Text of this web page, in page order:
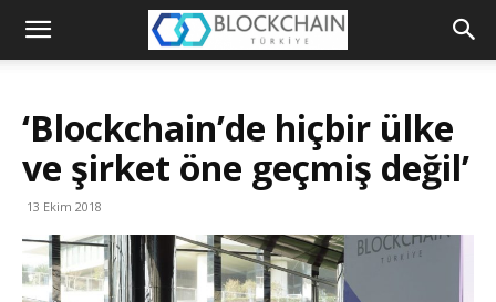
Blockchain
Platformu
‘Blockchain’de hiçbir ülke
ve şirket öne geçmiş değil’
13 Ekim 2018